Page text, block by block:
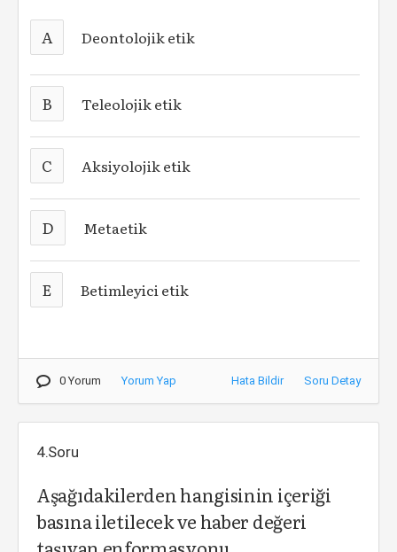
A Deontolojik etik
B Teleolojik etik
C Aksiyolojik etik
D Metaetik
E Betimleyici etik
0 Yorum Yorum Yap Hata Bildir Soru Detay
4.Soru
Aşağıdakilerden hangisinin içeriği
basına iletilecek ve haber değeri